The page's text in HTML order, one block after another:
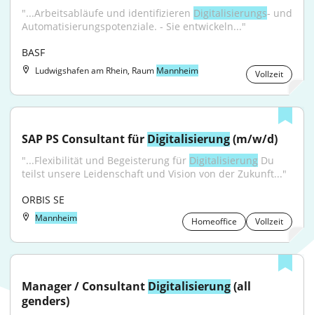
"...Arbeitsabläufe und identifizieren Digitalisierungs- und
Automatisierungspotenziale. - Sie entwickeln..."
BASF
Ludwigshafen am Rhein, Raum Mannheim Vollzeit
SAP PS Consultant für Digitalisierung (m/w/d)
"...Flexibilität und Begeisterung für Digitalisierung Du
teilst unsere Leidenschaft und Vision von der Zukunft..."
ORBIS SE
Mannheim Homeoffice Vollzeit
Manager / Consultant Digitalisierung (all
genders)